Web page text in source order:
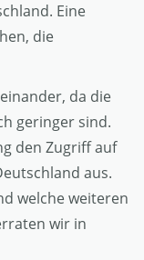
Eine
die
da die
geringer sind.
den Zugriff auf
aus.
welche weiteren
wir in